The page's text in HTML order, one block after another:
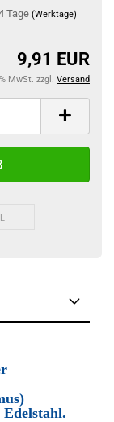
Tage (Werktage)
9,91 EUR
MwSt. zzgl. Versand
Edelstahl.